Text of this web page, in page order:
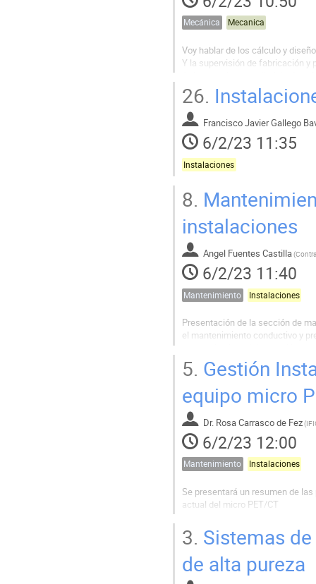
Mecánica Mecanica
Voy hablar de los cálculo y
Y la supervisión de fabricación y
26.
Francisco Javier Gallego
6/2/23 11:35
Instalaciones
8.
instalaciones
Angel Fuentes Castilla(
6/2/23 11:40
Mantenimiento Instalaciones
Presentación de la sección de
el mantenimiento conductivo y
llevar a cabo estas nuevas
5. Gestión
equipo micro
Dr. Rosa Carrasco de Fez(
6/2/23 12:00
Mantenimiento Instalaciones
Se presentará un resumen de
actual del micro PET/CT
3. Sistemas
de alta pureza